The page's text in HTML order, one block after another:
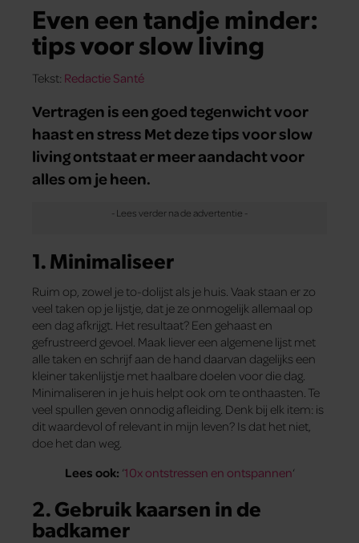
Even een tandje minder:
tips voor slow living
Tekst: Redactie Santé
Vertragen is een goed tegenwicht voor
haast en stress Met deze tips voor slow
living ontstaat er meer aandacht voor
alles om je heen.
1. Minimaliseer
Ruim op, zowel je to-dolijst als je huis. Vaak staan er zo
veel taken op je lijstje, dat je ze onmogelijk allemaal op
een dag afkrijgt. Het resultaat? Een gehaast en
gefrustreerd gevoel. Maak liever een algemene lijst met
alle taken en schrijf aan de hand daarvan dagelijks een
kleiner takenlijstje met haalbare doelen voor die dag.
Minimaliseren in je huis helpt ook om te onthaasten. Te
veel spullen geven onnodig afleiding. Denk bij elk item: is
dit waardevol of relevant in mijn leven? Is dat het niet,
doe het dan weg.
Lees ook: ‘10x ontstressen en ontspannen‘
2. Gebruik kaarsen in de
badkamer